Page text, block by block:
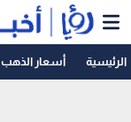
الرئيسية أسعار الذهب